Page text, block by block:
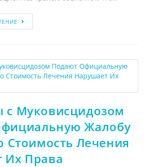
с Муковисцидозом
Жалобу
Стоимость Лечения
Их Права